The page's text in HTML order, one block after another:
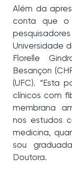
Além da
conta que o
Universidade
Florelle
Besançon
(UFC). “Esta
clínicos com
membrana
nos estudos
medicina,
sou
Doutora.